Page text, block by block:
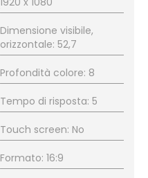
Dimensione visibile,
orizzontale: 52,7
Profondità colore: 8
Tempo di risposta: 5
Touch screen: No
Formato: 16:9